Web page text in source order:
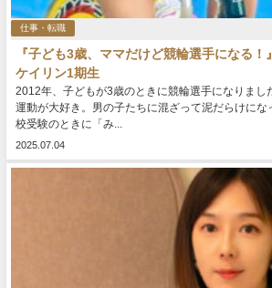
仕事・転職
『子ども3歳、ママだけど競輪選手になる
ケイリン1期生
2012年、子どもが3歳のときに競輪選手になりまし
運動が大好き。男の子たちに混ざって泥だらけにな
校受験のときに「み...
2025.07.04